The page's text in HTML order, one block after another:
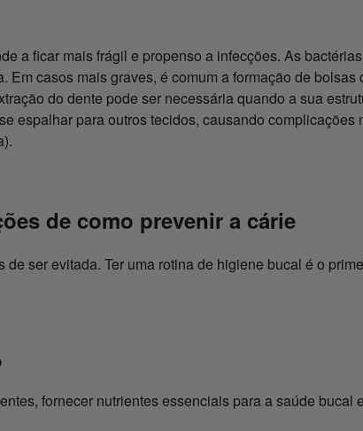
a ficar mais frágil e propenso a infecções. As
casos mais graves, é comum a formação de bolsas
do dente pode ser necessária quando a sua
espalhar para outros tecidos, causando
de como prevenir a cárie
ser evitada. Ter uma rotina de higiene bucal é o
fornecer nutrientes essenciais para a saúde